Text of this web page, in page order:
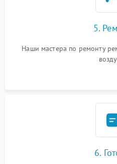
5.
Наши мастера по ремонту
6.